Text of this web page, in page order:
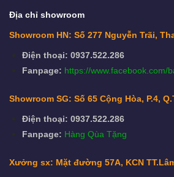
Địa chỉ showroom
Showroom HN: Số 277 Nguyễn Trãi,
Điện thoại: 0937.522.286
Fanpage: https://www.facebook.com/
Showroom SG: Số 65 Cộng Hòa, P.4,
Điện thoại: 0937.522.286
Fanpage: Hàng Qùa Tặng
Xưởng sx: Mặt đường 57A, KCN